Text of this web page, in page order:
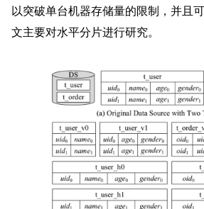
以突破单台机器存储量的限制，并且
文主要对水平分片进行研究。